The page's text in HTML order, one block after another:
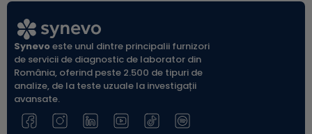
Synevoeste unul dintre principalii furnizori
de servicii de diagnostic de laborator din
România, oferind peste 2.500 de tipuri de
analize, de la teste uzuale la investigații
avansate.